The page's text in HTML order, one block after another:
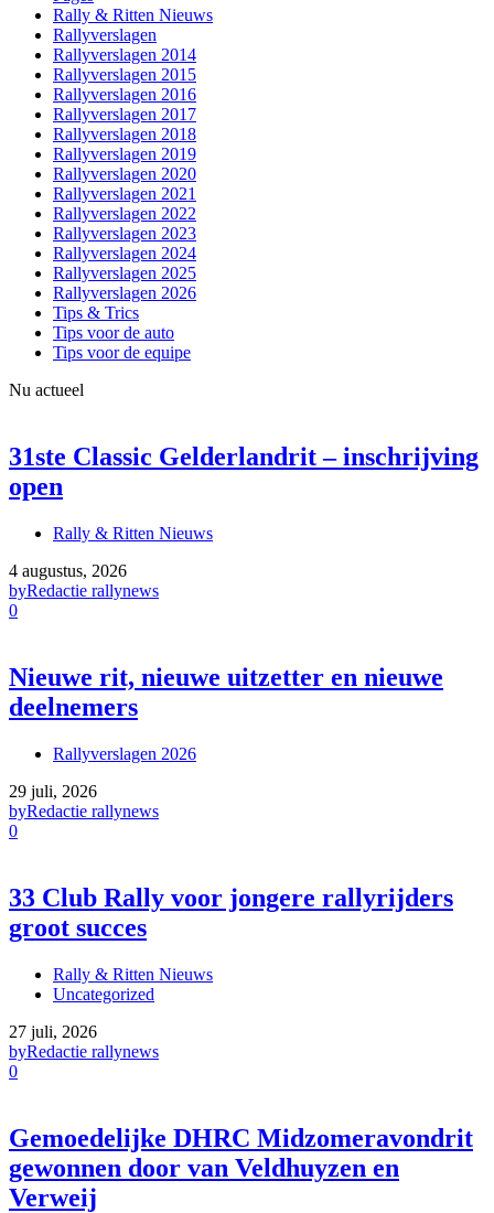
Rally & Ritten Nieuws
Rallyverslagen
Rallyverslagen 2014
Rallyverslagen 2015
Rallyverslagen 2016
Rallyverslagen 2017
Rallyverslagen 2018
Rallyverslagen 2019
Rallyverslagen 2020
Rallyverslagen 2021
Rallyverslagen 2022
Rallyverslagen 2023
Rallyverslagen 2024
Rallyverslagen 2025
Rallyverslagen 2026
Tips & Trics
Tips voor de auto
Tips voor de equipe
Nu actueel
31ste Classic Gelderlandrit – inschrijving
open
Rally & Ritten Nieuws
4 augustus, 2026
byRedactie rallynews
0
Nieuwe rit, nieuwe uitzetter en nieuwe
deelnemers
Rallyverslagen 2026
29 juli, 2026
byRedactie rallynews
0
33 Club Rally voor jongere rallyrijders
groot succes
Rally & Ritten Nieuws
Uncategorized
27 juli, 2026
byRedactie rallynews
0
Gemoedelijke DHRC Midzomeravondrit
gewonnen door van Veldhuyzen en
Verweij